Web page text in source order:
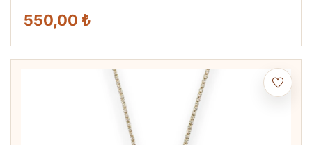
550,00 ₺